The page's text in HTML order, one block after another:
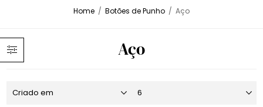
Home / Botões de Punho / Aço
Aço